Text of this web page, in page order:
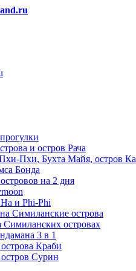
и остров Рача
Пхи, Бухта Майя, остров
Бонда
на 2 дня
и Phi-Phi
Симиланские острова
островах
3 в 1
Краби
Сурин